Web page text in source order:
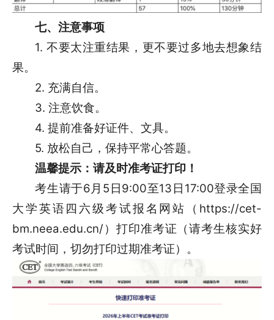
七、注意事项
1. 不要太注重结果，更不要过多地去想象结
果。
2. 充满自信。
3. 注意饮食。
4. 提前准备好证件、文具。
5. 放松自己，保持平常心答题。
温馨提示：请及时准考证打印！
考生请于6月5日9:00至13日17:00登录全国
大学英语四六级考试报名网站（https://cet-
bm.neea.edu.cn/）打印准考证（请考生核实好
考试时间，切勿打印过期准考证）。